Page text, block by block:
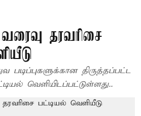
தரவரிசை
படிப்புகளுக்கான திருத்தப்பட்ட
வெளியிடப்பட்டுள்ளது..